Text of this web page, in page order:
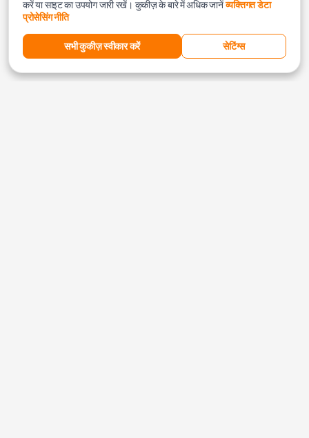
करें या साइट का उपयोग जारी रखें। कुकीज़ के बारे में अधिक जानेंव्यक्तिगत डेटा
प्रोसेसिंग नीति
सभी कुकीज़ स्वीकार करें सेटिंग्स